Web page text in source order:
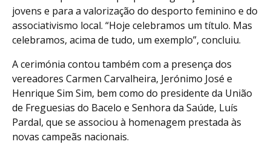
jovens e para a valorização do desporto feminino e do
associativismo local. “Hoje celebramos um título. Mas
celebramos, acima de tudo, um exemplo”, concluiu.
A cerimónia contou também com a presença dos
vereadores Carmen Carvalheira, Jerónimo José e
Henrique Sim Sim, bem como do presidente da União
de Freguesias do Bacelo e Senhora da Saúde, Luís
Pardal, que se associou à homenagem prestada às
novas campeãs nacionais.